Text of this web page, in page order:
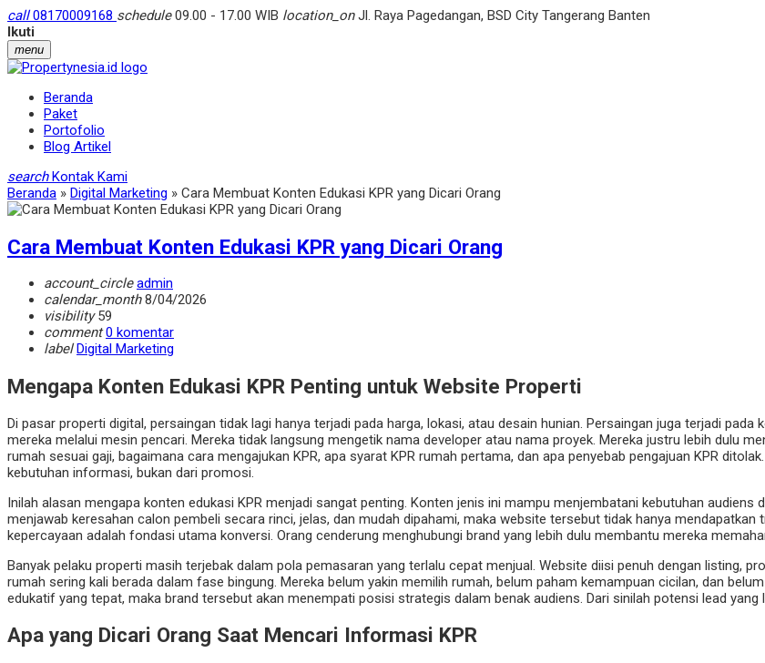
call08170009168 schedule09.00 - 17.00 WIB location_onJl. Raya Pagedangan, BSD City Tangerang Banten
Ikuti
menu
Beranda
Paket
Portofolio
Blog Artikel
search Kontak Kami
Beranda » Digital Marketing » Cara Membuat Konten Edukasi KPR yang Dicari Orang
Cara Membuat Konten Edukasi KPR yang Dicari Orang
account_circle admin
calendar_month8/04/2026
visibility59
comment 0 komentar
label Digital Marketing
Mengapa Konten Edukasi KPR Penting untuk Website Properti
Di pasar properti digital, persaingan tidak lagi hanya terjadi pada harga, lokasi, atau desain hunian. Persaingan juga terjadi
mereka melalui mesin pencari. Mereka tidak langsung mengetik nama developer atau nama proyek. Mereka justru lebih dulu
rumah sesuai gaji, bagaimana cara mengajukan KPR, apa syarat KPR rumah pertama, dan apa penyebab pengajuan KPR
kebutuhan informasi, bukan dari promosi.
Inilah alasan mengapa konten edukasi KPR menjadi sangat penting. Konten jenis ini mampu menjembatani kebutuhan
menjawab keresahan calon pembeli secara rinci, jelas, dan mudah dipahami, maka website tersebut tidak hanya
kepercayaan adalah fondasi utama konversi. Orang cenderung menghubungi brand yang lebih dulu membantu mereka
Banyak pelaku properti masih terjebak dalam pola pemasaran yang terlalu cepat menjual. Website diisi penuh dengan listing,
rumah sering kali berada dalam fase bingung. Mereka belum yakin memilih rumah, belum paham kemampuan cicilan, dan
edukatif yang tepat, maka brand tersebut akan menempati posisi strategis dalam benak audiens. Dari sinilah potensi lead yang
Apa yang Dicari Orang Saat Mencari Informasi KPR